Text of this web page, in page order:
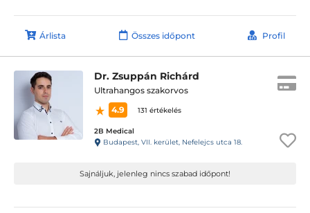
Árlista Összes időpont Profil
Dr. Zsuppán Richárd
Ultrahangos szakorvos
4.9
131 értékelés
2B Medical
Budapest, VII. kerület, Nefelejcs utca 18.
Sajnáljuk, jelenleg nincs szabad időpont!